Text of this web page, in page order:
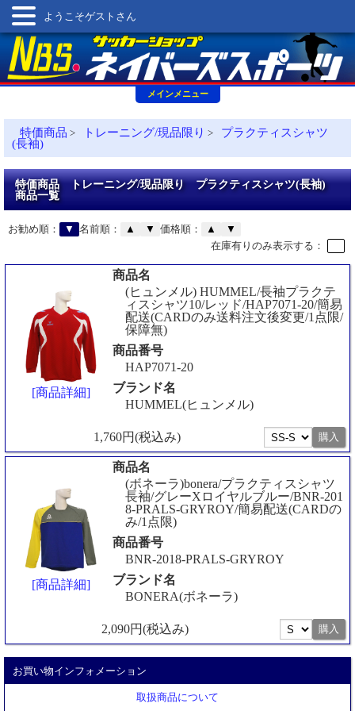
メインメニュー
ようこそゲストさん
特価商品 > トレーニング/現品限り >
プラクティスシャツ
(長袖)
特価商品 トレーニング/現品限り プラクティスシャツ(長袖)
商品一覧
お勧め順： ▼ 名前順： ▲ ▼ 価格順： ▲
▼
在庫有りのみ表示する：
[商品詳細]
商品名
(ヒュンメル) HUMMEL/長袖プラクテ
ィスシャツ10/レッド/HAP7071-20/簡易
配送(CARDのみ送料注文後変更/1点限/
保障無)
商品番号
HAP7071-20
ブランド名
HUMMEL(ヒュンメル)
1,760円(税込み)
[商品詳細]
商品名
(ボネーラ)bonera/プラクティスシャツ
長袖/グレーXロイヤルブルー/BNR-201
8-PRALS-GRYROY/簡易配送(CARDの
み/1点限)
商品番号
BNR-2018-PRALS-GRYROY
ブランド名
BONERA(ボネーラ)
2,090円(税込み)
お買い物インフォメーション
取扱商品について